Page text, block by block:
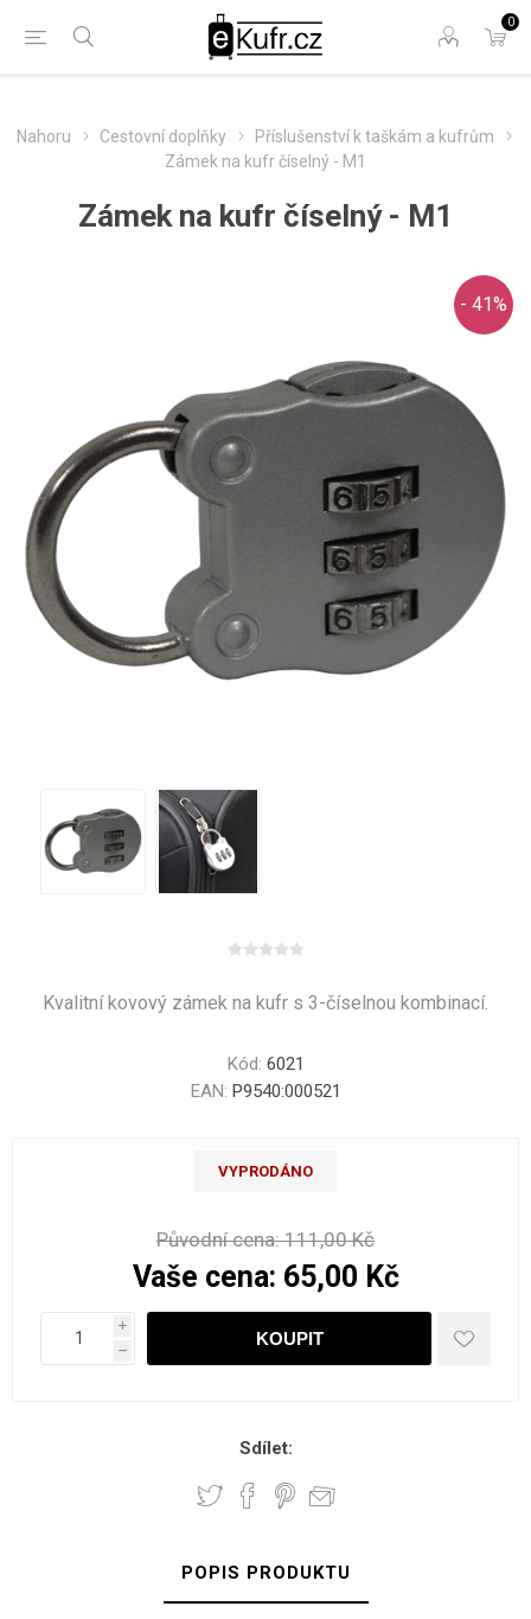
0
Nahoru Cestovní doplňky
Příslušenství k taškám a kufrům
Zámek na kufr číselný - M1
Zámek na kufr číselný - M1
- 41%
Kvalitní kovový zámek na kufr s 3-číselnou kombinací.
Kód: 6021
EAN: P9540:000521
VYPRODÁNO
Původní cena: 111,00 Kč
Vaše cena: 65,00 Kč
i
h
Sdílet:
POPIS PRODUKTU